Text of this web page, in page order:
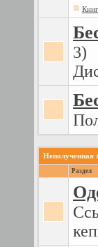
3)
Неполученная
Раздел